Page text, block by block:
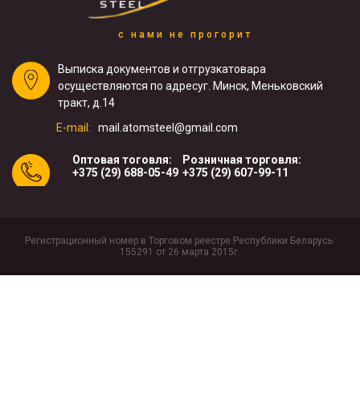
с нами не прогорит
Выписка документов и отгрузкатовара
осуществляются по адресуг. Минск, Меньковский
тракт, д.14
E-mail:
mail.atomsteel@gmail.com
Оптовая тоговля:
+375 (29) 688-05-49
Розничная торговля:
+375 (29) 607-99-11
Регистрационный номер в Торговом реестре Республики Беларусь:
155291 от 26 марта 2015г.